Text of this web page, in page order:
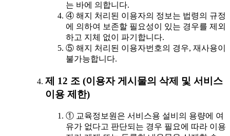
는 바에 의합니다.
④ 해지 처리된 이용자의 정보는 법령의 규정
에 의하여 보존할 필요성이 있는 경우를 제외
하고 지체 없이 파기합니다.
⑤ 해지 처리된 이용자번호의 경우, 재사용이
불가능합니다.
제 12 조 (이용자 게시물의 삭제 및 서비스
이용 제한)
① 교육정보원은 서비스용 설비의 용량에 여
유가 없다고 판단되는 경우 필요에 따라 이용